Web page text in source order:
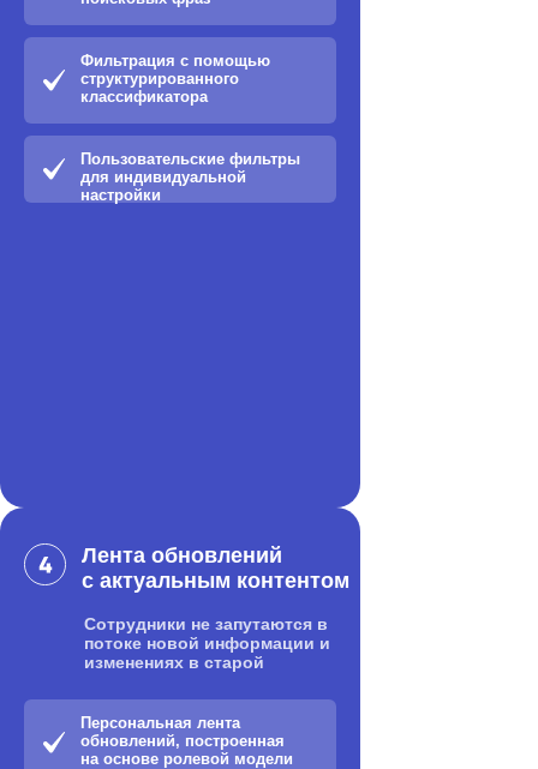
Пользовательские фильтры
для индивидуальной
настройки
Фильтрация с помощью
структурированного
классификатора
Персональная лента
обновлений, построенная
на основе ролевой модели
Лента обновлений
с актуальным контентом
Сотрудники не запутаются в
потоке новой информации и
изменениях в старой